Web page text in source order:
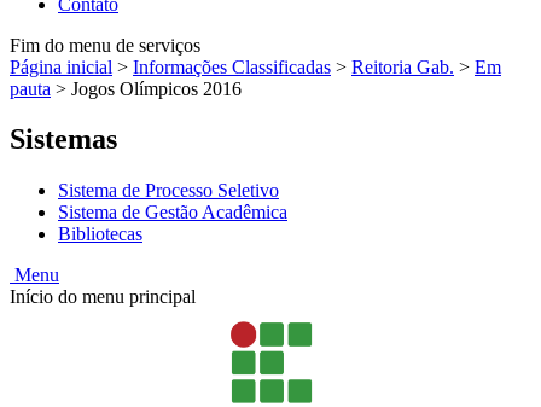
Fim do menu de serviços
Página inicial > Informações Classificadas > Reitoria Gab. > Em
pauta > Jogos Olímpicos 2016
Sistemas
Sistema de Processo Seletivo
Sistema de Gestão Acadêmica
Bibliotecas
Menu
Início do menu principal